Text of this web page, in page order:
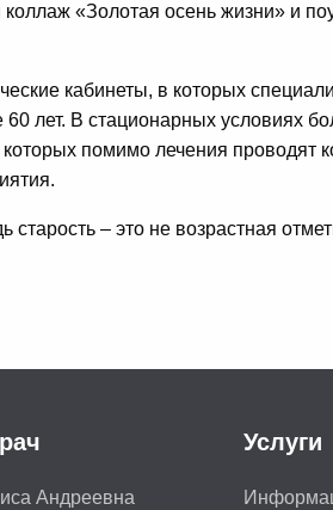
«Золотая осень жизни» и
кабинеты, в которых
лет. В стационарных условиях
помимо лечения проводят
старость – это не возрастная
Андреевна
Услуги